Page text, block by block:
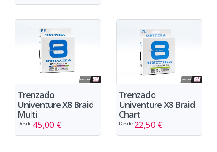
Trenzado
Univenture X8 Braid
Multi
Desde 45,00 €
Trenzado
Univenture X8 Braid
Chart
Desde 22,50 €